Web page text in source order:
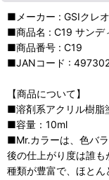
■メーカー : GSIクレ
■商品名 : C19 サンデ
■商品番号 : C19
■JANコード :
【商品について】
■溶剤系アクリル樹脂
■容量：10ml
■Mr.カラーは、色バ
後の仕上がり度は誰
種類が豊富で、ほとん